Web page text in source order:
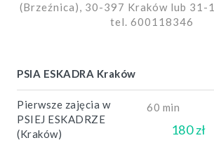
(Brzeźnica), 30-397 Kraków lub 31-
tel. 600118346
PSIA ESKADRA Kraków
Pierwsze zajęcia w
PSIEJ ESKADRZE
(Kraków)
60 min
180 zł